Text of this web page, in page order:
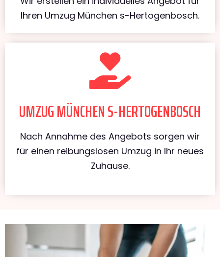
Ihren Umzug München s-Hertogenbosch.
UMZUG MÜNCHEN S-HERTOGENBOSCH
Nach Annahme des Angebots sorgen wir
für einen reibungslosen Umzug in Ihr neues
Zuhause.